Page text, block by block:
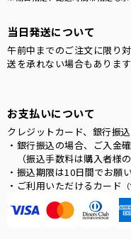
当日発送について
午前中までのご注文に限り
送を承れない場合もあります
お支払いについて
クレジットカード、銀行振
・銀行振込の場合、ご入金
（振込手数料は購入者様の
・振込期限は10日間でお願い
・ご利用いただけるカード